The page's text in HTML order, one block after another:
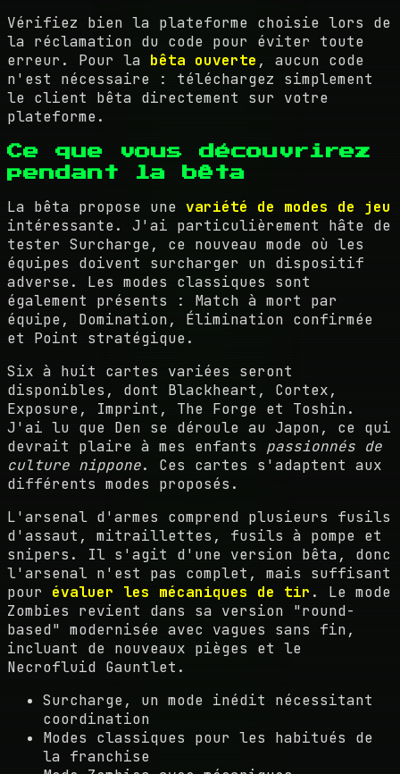
Vérifiez bien la plateforme choisie lors de
la réclamation du code pour éviter toute
erreur. Pour la bêta ouverte , aucun code
n'est nécessaire : téléchargez simplement
le client bêta directement sur votre
plateforme.
Ce que vous découvrirez
pendant la bêta
La bêta propose une variété de modes de jeu
intéressante. J'ai particulièrement hâte de
tester Surcharge, ce nouveau mode où les
équipes doivent surcharger un dispositif
adverse. Les modes classiques sont
également présents : Match à mort par
équipe, Domination, Élimination confirmée
et Point stratégique.
Six à huit cartes variées seront
disponibles, dont Blackheart, Cortex,
Exposure, Imprint, The Forge et Toshin.
J'ai lu que Den se déroule au Japon, ce qui
devrait plaire à mes enfants passionnés de
culture nippone. Ces cartes s'adaptent aux
différents modes proposés.
L'arsenal d'armes comprend plusieurs fusils
d'assaut, mitraillettes, fusils à pompe et
snipers. Il s'agit d'une version bêta, donc
l'arsenal n'est pas complet, mais suffisant
pour évaluer les mécaniques de tir . Le mode
Zombies revient dans sa version "round-
based" modernisée avec vagues sans fin,
incluant de nouveaux pièges et le
Necrofluid Gauntlet.
Surcharge, un mode inédit nécessitant
coordination
Modes classiques pour les habitués de
la franchise